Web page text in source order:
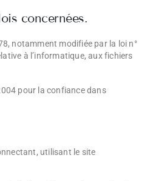
concernées.
notamment modifiée par la loi n°
à l’informatique, aux fichiers
pour la confiance dans
utilisant le site